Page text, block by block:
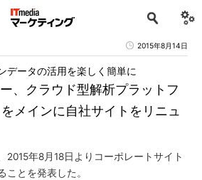
2015年8月14日
、クラウド型解析プラットフ
メインに自社サイトをリニュ
データの活用を楽しく簡単に
2015年8月18日よりコーポレートサイト
ことを発表した。